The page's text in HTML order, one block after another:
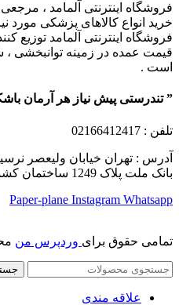
فروشگاه اینترنتی آلمامد ،
خرید انواع کالاهای پزشکی مورد
فروشگاه اینترنتی آلمامد توزیع
قیمت عمده در زمینه توانبخشی
است .
” تندرستی پیش نیاز هر آرمان
تلفن : 02166412417
آدرس : تهران خیابان ولیعصر
بانک ملت پلاک 1249 ساختمان کشمیر طبقه سوم واحد 2
Paper-plane Instagram Whatsapp
تمامی حقوق برای وردپرس من
علاقه مندی